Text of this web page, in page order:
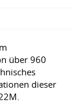
über 960
dieser